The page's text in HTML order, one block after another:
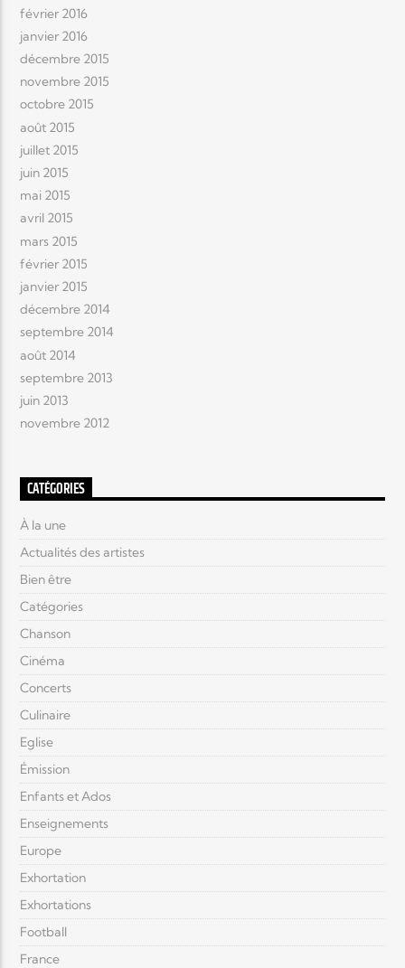
février 2016
janvier 2016
décembre 2015
novembre 2015
octobre 2015
août 2015
juillet 2015
juin 2015
mai 2015
avril 2015
mars 2015
février 2015
janvier 2015
décembre 2014
septembre 2014
août 2014
septembre 2013
juin 2013
novembre 2012
CATÉGORIES
À la une
Actualités des artistes
Bien être
Catégories
Chanson
Cinéma
Concerts
Culinaire
Eglise
Émission
Enfants et Ados
Enseignements
Europe
Exhortation
Exhortations
Football
France